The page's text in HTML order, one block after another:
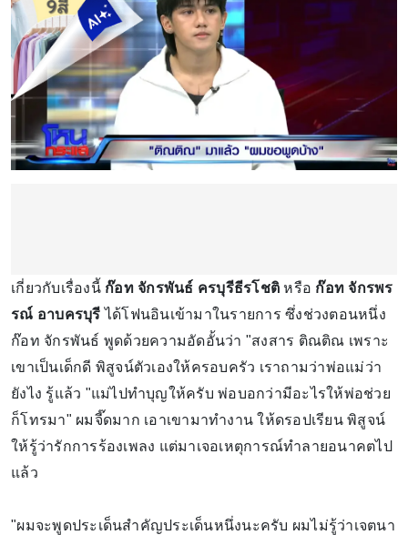
เกี่ยวกับเรื่องนี้ ก๊อท จักรพันธ์ ครบุรีธีรโชติ หรือ ก๊อท จักรพร
รณ์ อาบครบุรีได้โฟนอินเข้ามาในรายการ ซึ่งช่วงตอนหนึ่ง
ก๊อท จักรพันธ์ พูดด้วยความอัดอั้นว่า "สงสาร ติณติณ เพราะ
เขาเป็นเด็กดี พิสูจน์ตัวเองให้ครอบครัว เราถามว่าพ่อแม่ว่า
ยังไง รู้แล้ว "แม่ไปทำบุญให้ครับ พ่อบอกว่ามีอะไรให้พ่อช่วย
ก็โทรมา" ผมจี๊ดมาก เอาเขามาทำงาน ให้ดรอปเรียน พิสูจน์
ให้รู้ว่ารักการร้องเพลง แต่มาเจอเหตุการณ์ทำลายอนาคตไป
แล้ว
"ผมจะพูดประเด็นสำคัญประเด็นหนึ่งนะครับ ผมไม่รู้ว่าเจตนา